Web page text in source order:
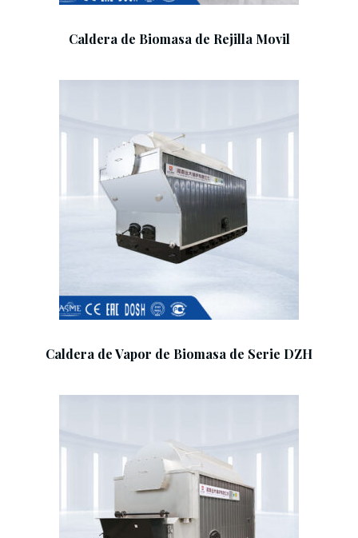
Caldera de Biomasa de Rejilla Movil
Caldera de Vapor de Biomasa de Serie DZH